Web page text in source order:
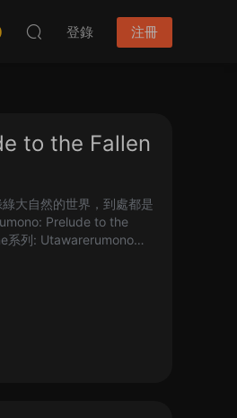
登錄 注冊
to the Fallen
大自然的世界，到處都是
Prelude to the
系列: Utawarerumono發